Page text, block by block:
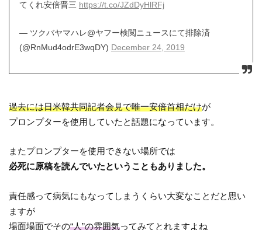
てくれ安倍晋三 https://t.co/JZdDyHlRFj
— ツクバヤマハレ@ヤフー検閲ニュースにて排除済
(@RnMud4odrE3wqDY) December 24, 2019
過去には日米韓共同記者会見で唯一安倍首相だけが
プロンプターを使用していたと話題になっています。
またプロンプターを使用できない場所では
必死に原稿を読んでいたということもありました。
責任感って病気にもなってしまうくらい大変なことだと思い
ますが
場面場面でその“人”の雰囲気ってみてとれますよね